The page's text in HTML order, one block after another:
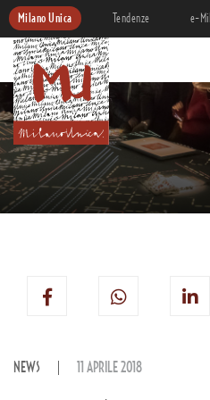
Milano Unica Tendenze e-
NEWS 11 APRILE 2018